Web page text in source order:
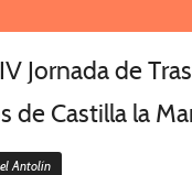
Jornada de
de Castilla la
Antolín